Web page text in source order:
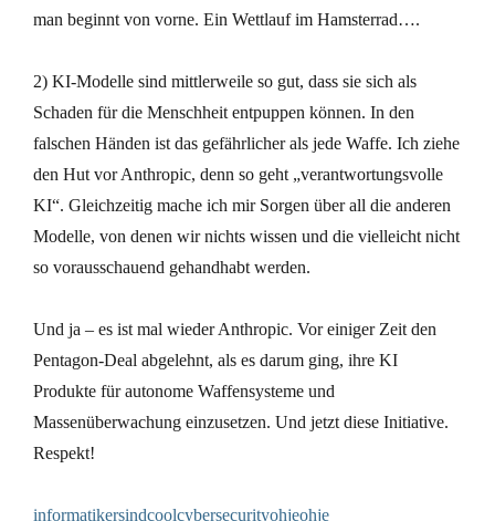
man beginnt von vorne. Ein Wettlauf im Hamsterrad….
2) KI-Modelle sind mittlerweile so gut, dass sie sich als
Schaden für die Menschheit entpuppen können. In den
falschen Händen ist das gefährlicher als jede Waffe. Ich ziehe
den Hut vor Anthropic, denn so geht „verantwortungsvolle
KI“. Gleichzeitig mache ich mir Sorgen über all die anderen
Modelle, von denen wir nichts wissen und die vielleicht nicht
so vorausschauend gehandhabt werden.
Und ja – es ist mal wieder Anthropic. Vor einiger Zeit den
Pentagon-Deal abgelehnt, als es darum ging, ihre KI
Produkte für autonome Waffensysteme und
Massenüberwachung einzusetzen. Und jetzt diese Initiative.
Respekt!
informatikersindcoolcybersecurityohjeohje